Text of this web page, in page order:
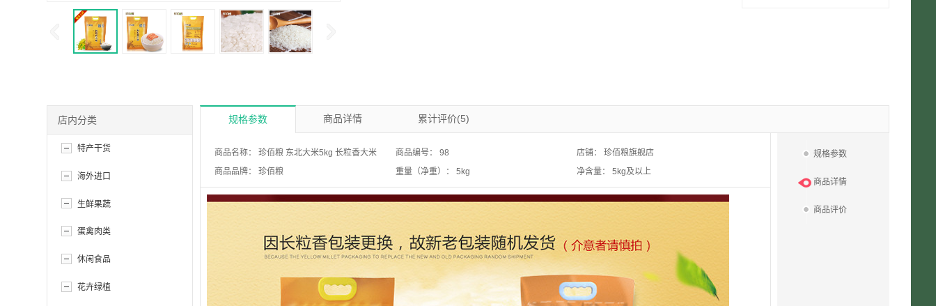
店内分类
特产干货
海外进口
生鲜果蔬
蛋禽肉类
休闲食品
花卉绿植
规格参数 商品详情 累计评价(5)
规格参数
商品详情
商品评价
商品名称： 珍佰粮 东北大米5kg 长粒香大米 商品编号： 98 店铺： 珍佰粮旗舰店
商品品牌： 珍佰粮 重量（净重）： 5kg 净含量： 5kg及以上